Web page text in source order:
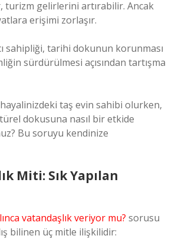
turizm gelirlerini artırabilir. Ancak
erişimi zorlaşır.
sahipliği, tarihi dokunun korunması
sürdürülmesi açısından tartışma
taş evin sahibi olurken,
dokusuna nasıl bir etkide
Bu soruyu kendinize
Miti: Sık Yapılan
vatandaşlık veriyor mu? sorusu
bilinen üç mitle ilişkilidir: